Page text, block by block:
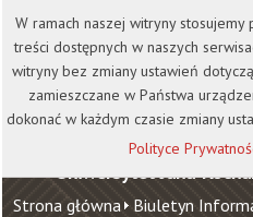
Kontakt
Wirtualna Uczelnia
Uniwersytet Jana
Strona główna Biuletyn
W ramach naszej witryny
treści dostępnych w naszych
witryny bez zmiany ustawień
zamieszczane w Państwa
dokonać w każdym czasie zmiany
Polityce